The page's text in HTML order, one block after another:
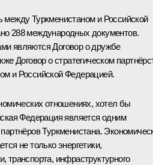
между Туркменистаном и Российской
288 международных документов.
являются Договор о дружбе
Договор о стратегическом
и Российской Федерацией.
отношениях, хотел бы
Федерация является одним
Туркменистана.
не только энергетики,
транспорта, инфраструктурного